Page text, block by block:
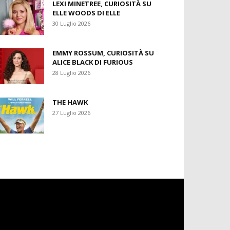
LEXI MINETREE, CURIOSITÀ SU
ELLE WOODS DI ELLE
30 Luglio 2026
EMMY ROSSUM, CURIOSITÀ SU
ALICE BLACK DI FURIOUS
28 Luglio 2026
THE HAWK
27 Luglio 2026